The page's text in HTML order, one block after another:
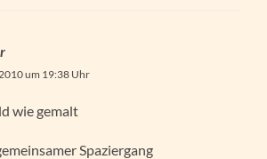
um 19:38 Uhr
wie gemalt
Spaziergang